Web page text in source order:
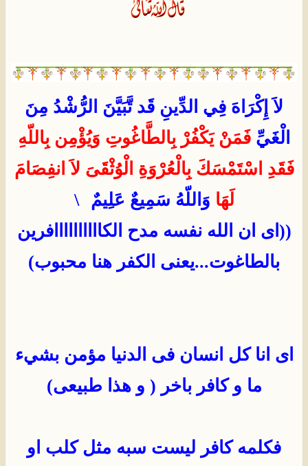
لاَ إِكْرَاهَ فِي الدِّينِ قَد تَّبَيَّنَ الرُّشْدُ مِنَ
الْغَيِّ فَمَنْ يَكْفُرْ بِالطَّاغُوتِ وَيُؤْمِن بِاللّهِ
فَقَدِ اسْتَمْسَكَ بِالْعُرْوَةِ الْوُثْقَىَ لاَ انفِصَامَ
لَهَا وَاللّهُ سَمِيعٌ عَلِيمٌ
\
((اى ان الله نفسه مدح الكاااااااااافرين
بالطاغوت...يعنى الكفر هنا محبوب)
اى انا كل انسان فى الدنيا مؤمن بشيء
ما و كافر باخر ( و هذا طبيعى)
فكلمه كافر ليست سبه مثل كلب او